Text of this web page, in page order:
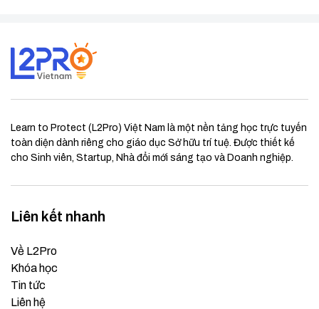
Learn to Protect (L2Pro) Việt Nam là một nền tảng học trực tuyến
toàn diện dành riêng cho giáo dục Sở hữu trí tuệ. Được thiết kế
cho Sinh viên, Startup, Nhà đổi mới sáng tạo và Doanh nghiệp.
Liên kết nhanh
Về L2Pro
Khóa học
Tin tức
Liên hệ